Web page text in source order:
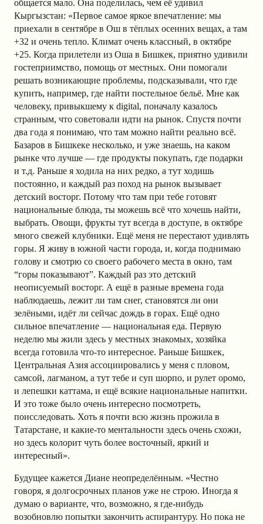
общается мало. Она поделилась, чем её удивил
Кыргызстан: «Первое самое яркое впечатление: мы
приехали в сентябре в Ош в тёплых осенних вещах, а там
+32 и очень тепло. Климат очень классный, в октябре
+25. Когда прилетели из Оша в Бишкек, приятно удивили
гостеприимство, помощь от местных. Они помогали
решать возникающие проблемы, подсказывали, что где
купить, например, где найти постельное бельё. Мне как
человеку, привыкшему к digital, поначалу казалось
странным, что советовали идти на рынок. Спустя почти
два года я понимаю, что там можно найти реально всё.
Базаров в Бишкеке несколько, и уже знаешь, на каком
рынке что лучше — где продукты покупать, где подарки
и т.д. Раньше я ходила на них редко, а тут ходишь
постоянно, и каждый раз поход на рынок вызывает
детский восторг. Потому что там при тебе готовят
национальные блюда, ты можешь всё что хочешь найти,
выбрать. Овощи, фрукты тут всегда в доступе, в октябре
много свежей клубники. Ещё меня не перестают удивлять
горы. Я живу в южной части города, и, когда поднимаю
голову и смотрю со своего рабочего места в окно, там
“горы показывают”. Каждый раз это детский
неописуемый восторг. А ещё в разные времена года
наблюдаешь, лежит ли там снег, становятся ли они
зелёными, идёт ли сейчас дождь в горах. Ещё одно
сильное впечатление — национальная еда. Первую
неделю мы жили здесь у местных знакомых, хозяйка
всегда готовила что-то интересное. Раньше Бишкек,
Центральная Азия ассоциировались у меня с пловом,
самсой, лагманом, а тут тебе и суп шорпо, и рулет оромо,
и лепешки каттама, и ещё всякие национальные напитки.
И это тоже было очень интересно посмотреть,
поисследовать. Хоть я почти всю жизнь прожила в
Татарстане, и какие-то ментальности здесь очень схожи,
но здесь колорит чуть более восточный, яркий и
интересный».
Будущее кажется Диане неопределённым. «Честно
говоря, я долгосрочных планов уже не строю. Иногда я
думаю о варианте, что, возможно, я где-нибудь
возобновлю попытки закончить аспирантуру. Но пока не